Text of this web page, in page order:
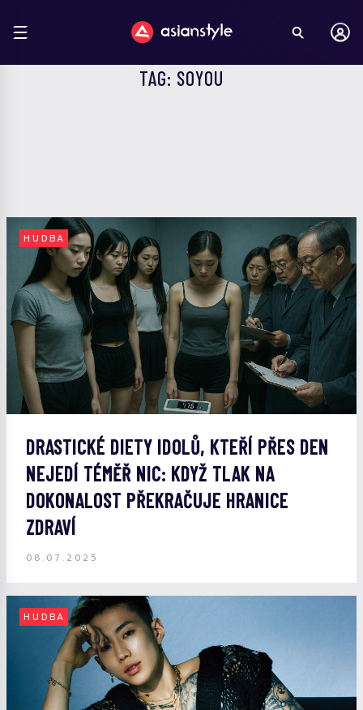
TAG: SOYOU
HUDBA
DRASTICKÉ DIETY IDOLŮ, KTEŘÍ PŘES DEN
NEJEDÍ TÉMĚŘ NIC: KDYŽ TLAK NA
DOKONALOST PŘEKRAČUJE HRANICE
ZDRAVÍ
08.07.2025
HUDBA